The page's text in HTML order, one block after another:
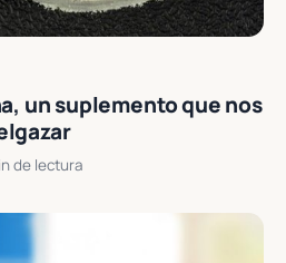
un suplemento que nos
de lectura